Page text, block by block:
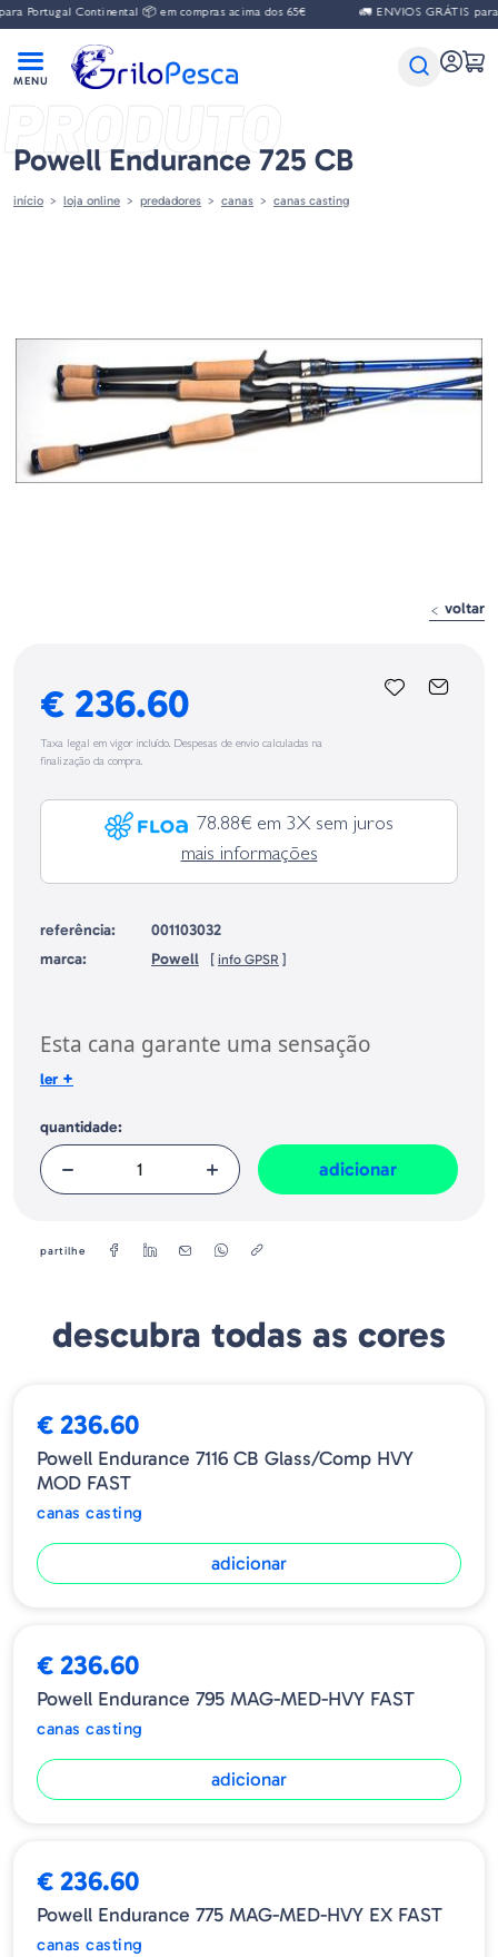
Portugal Continental 📦 em compras acima dos 65€ 🚛 ENVIOS GRÁTIS para
PRODUTO
Powell Endurance 725 CB
início loja online predadores canas canas casting
voltar
€ 236.60
Taxa legal em vigor incluído. Despesas de envio calculadas na
finalização da compra.
78.88€ em 3X sem juros
mais informações
referência:
001103032
marca:
Powell [ info GPSR ]
Esta cana garante uma sensação
elevada.
ler +
quantidade:
adicionar
partilhe
descubra todas as cores
€ 236.60
Powell Endurance 7116 CB Glass/Comp HVY
MOD FAST
canas casting
adicionar
€ 236.60
Powell Endurance 795 MAG-MED-HVY FAST
canas casting
adicionar
€ 236.60
Powell Endurance 775 MAG-MED-HVY EX FAST
canas casting